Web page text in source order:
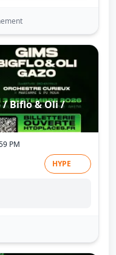
/ Biflo & Oli /
PM
HYPE